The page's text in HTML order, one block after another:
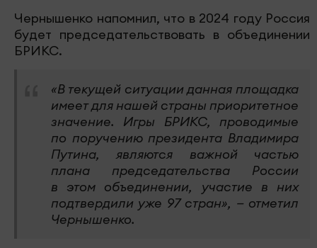
Чернышенко напомнил, что в 2024 году Россия
будет председательствовать в объединении
БРИКС.
«В текущей ситуации данная площадка
имеет для нашей страны приоритетное
значение. Игры БРИКС, проводимые
по поручению президента Владимира
Путина, являются важной частью
плана председательства России
в этом объединении, участие в них
подтвердили уже 97 стран», — отметил
Чернышенко.